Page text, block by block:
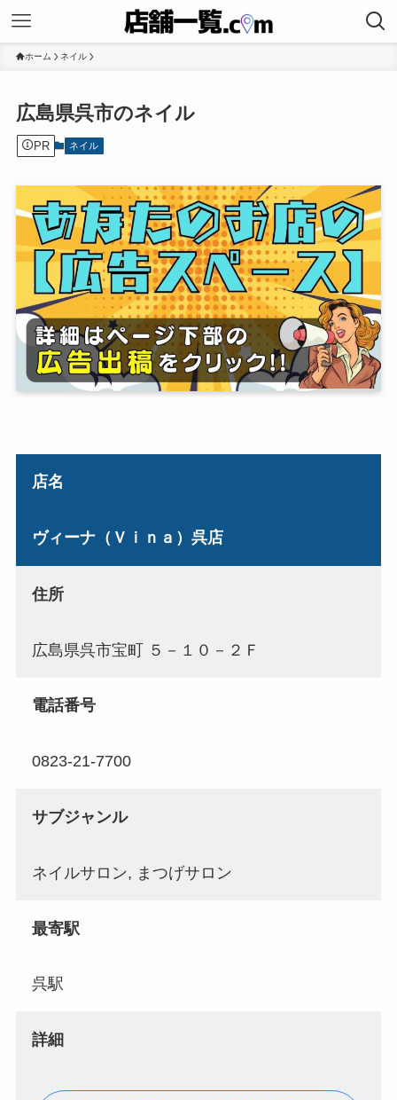
ホーム ネイル
広島県呉市のネイル
PR ネイル
店名
ヴィーナ（Ｖｉｎａ）呉店
住所
広島県呉市宝町 ５－１０－２Ｆ
電話番号
0823-21-7700
サブジャンル
ネイルサロン, まつげサロン
最寄駅
呉駅
詳細